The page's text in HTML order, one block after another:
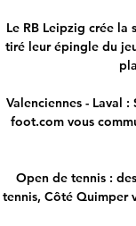
Le RB Leipzig crée la
tiré leur épingle du
Valenciennes - Laval
foot.com vous
Open de tennis :
tennis, Côté Quimper